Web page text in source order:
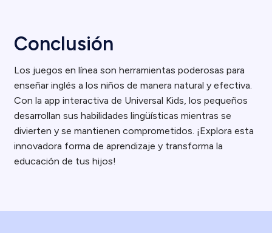
Conclusión
Los juegos en línea son herramientas poderosas para
enseñar inglés a los niños de manera natural y efectiva.
Con la app interactiva de Universal Kids, los pequeños
desarrollan sus habilidades lingüísticas mientras se
divierten y se mantienen comprometidos. ¡Explora esta
innovadora forma de aprendizaje y transforma la
educación de tus hijos!